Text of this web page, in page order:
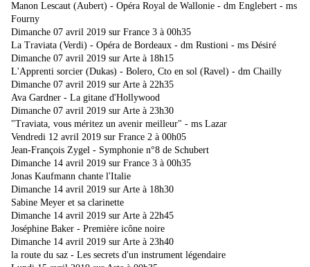
Manon Lescaut (Aubert) - Opéra Royal de Wallonie - dm Englebert - ms
Fourny
Dimanche 07 avril 2019 sur France 3 à 00h35
La Traviata (Verdi) - Opéra de Bordeaux - dm Rustioni - ms Désiré
Dimanche 07 avril 2019 sur Arte à 18h15
L'Apprenti sorcier (Dukas) - Bolero, Cto en sol (Ravel) - dm Chailly
Dimanche 07 avril 2019 sur Arte à 22h35
Ava Gardner - La gitane d'Hollywood
Dimanche 07 avril 2019 sur Arte à 23h30
"Traviata, vous méritez un avenir meilleur" - ms Lazar
Vendredi 12 avril 2019 sur France 2 à 00h05
Jean-François Zygel - Symphonie n°8 de Schubert
Dimanche 14 avril 2019 sur France 3 à 00h35
Jonas Kaufmann chante l'Italie
Dimanche 14 avril 2019 sur Arte à 18h30
Sabine Meyer et sa clarinette
Dimanche 14 avril 2019 sur Arte à 22h45
Joséphine Baker - Première icône noire
Dimanche 14 avril 2019 sur Arte à 23h40
la route du saz - Les secrets d'un instrument légendaire